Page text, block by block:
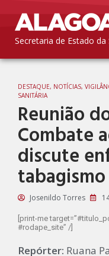
Secretaria de Estado da
DESTAQUE, NOTÍCIAS,
SANITÁRIA
Reunião
Combate
discute
Josenildo Torres
[print-me
#rodape_site” /]
Repórter: Ruana